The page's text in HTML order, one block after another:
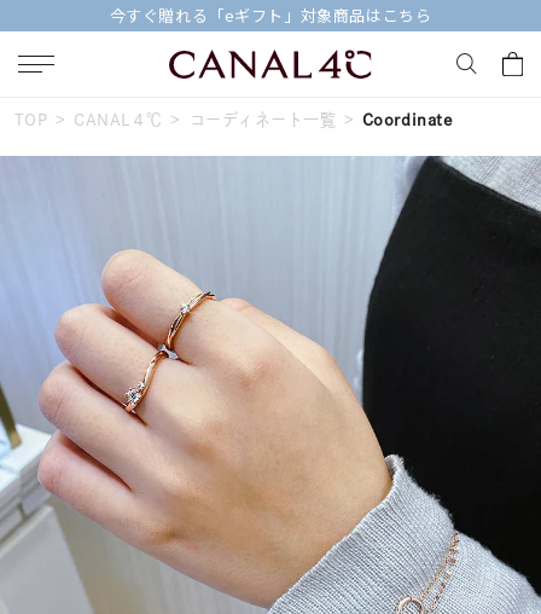
今すぐ贈れる「eギフト」対象商品はこちら
キーワードで検索する
#summer #ダイヤモンド ネックレス
#くまのプーさん #エタニティ
ブランド
カテゴリー すべてのジュエリー
TOP CANAL４℃ コーディネート一覧 Coordinate